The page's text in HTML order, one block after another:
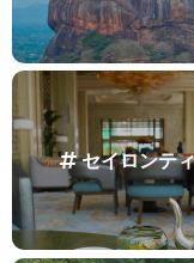
セイロンテ